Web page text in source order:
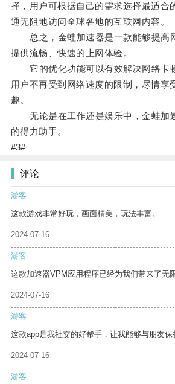
择，用户可根据自己的需求选择最适合
通无阻地访问全球各地的互联网内容。
总之，金蛙加速器是一款能够提高
提供流畅、快速的上网体验。
它的优化功能可以有效解决网络卡
用户不再受到网络速度的限制，尽情享
趣。
无论是在工作还是娱乐中，金蛙加
的得力助手。
#3#
评论
游客
这款游戏非常好玩，画面精美，玩法丰富。
2024-07-16
游客
这款加速器VPM应用程序已经为我们带来了无
2024-07-16
游客
这款app是我社交的好帮手，让我能够与朋友保
2024-07-16
游客